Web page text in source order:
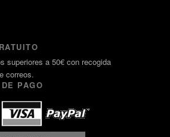
superiores a 50€ con recogida
correos.
DE PAGO